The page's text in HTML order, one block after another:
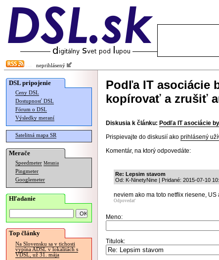
neprihlásený
DSL pripojenie
Ceny DSL
Dostupnosť DSL
Fórum o DSL
Výsledky meraní
Satelitná mapa SR
Merače
Speedmeter Merania
Pingmeter
Googlemeter
Hľadanie
Top články
Na Slovensku sa v tichosti
vypína ADSL v lokalitách s
VDSL, už 31. mája
Podľa IT asociácie
kopírovať a zrušiť
Diskusia k článku: Podľa IT asociácie
Prispievajte do diskusií ako prihlásený
Komentár, na ktorý odpovedáte:
Re: Lepsim stavom
Od: K-NinetyNine | Pridané: 2015-07-10
neviem ako ma toto netflix riesene,
Odpovedať
Meno:
Titulok: